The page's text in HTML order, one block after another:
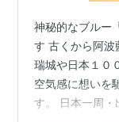
神秘的なブルー
す 古くから阿波
瑞城や日本１０
空気感に想いを
す。 日本一周・